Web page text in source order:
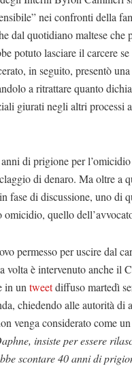
nei confronti della
dal quotidiano maltese che
potuto lasciare il carcere
in seguito, presentò una
a ritrattare quanto
giurati negli altri processi
di prigione per
di denaro. Ma oltre a
fase di discussione, uno di
quello
permesso per uscire dal
volta è intervenuto anche il
in un tweetdiffuso martedì
chiedendo alle autorità di
venga considerato come
insiste per essere
scontare 40 anni di